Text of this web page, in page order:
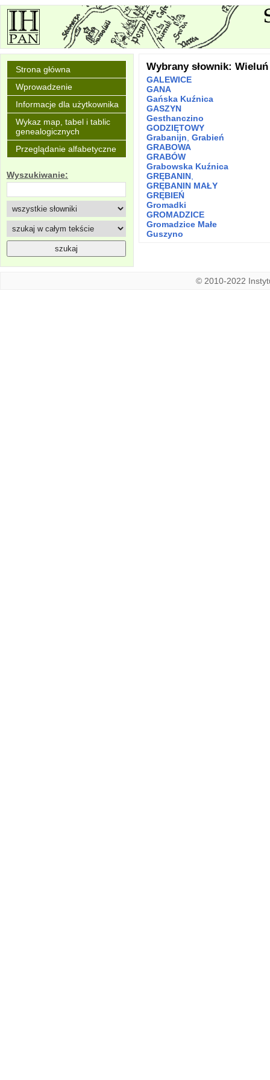
Strona główna
Wprowadzenie
Informacje dla użytkownika
Wykaz map, tabel i tablic
genealogicznych
Przeglądanie alfabetyczne
Wyszukiwanie:
Wybrany słownik: Wieluń
GALEWICE
GANA
Gańska Kuźnica
GASZYN
Gesthanczino
GODZIĘTOWY
Grabanijn Grabień
GRABOWA
GRABÓW
Grabowska Kuźnica
GRĘBANIN
GRĘBANIN MAŁY
GRĘBIEŃ
Gromadki
GROMADZICE
Gromadzice Małe
Guszyno
© 2010-2022